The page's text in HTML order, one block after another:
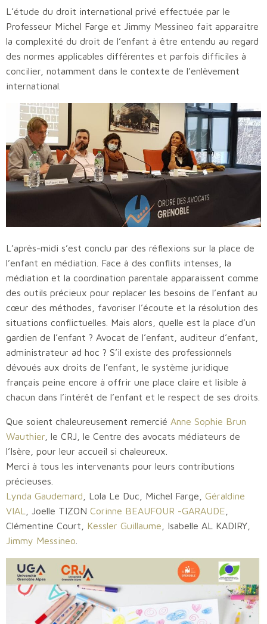
L’étude du droit international privé effectuée par le
Professeur Michel Farge et Jimmy Messineo fait apparaitre
la complexité du droit de l’enfant à être entendu au regard
des normes applicables différentes et parfois difficiles à
concilier, notamment dans le contexte de l’enlèvement
international.
L’après-midi s’est conclu par des réflexions sur la place de
l’enfant en médiation. Face à des conflits intenses, la
médiation et la coordination parentale apparaissent comme
des outils précieux pour replacer les besoins de l’enfant au
cœur des méthodes, favoriser l’écoute et la résolution des
situations conflictuelles. Mais alors, quelle est la place d’un
gardien de l’enfant ? Avocat de l’enfant, auditeur d’enfant,
administrateur ad hoc ? S’il existe des professionnels
dévoués aux droits de l’enfant, le système juridique
français peine encore à offrir une place claire et lisible à
chacun dans l’intérêt de l’enfant et le respect de ses droits.
Que soient chaleureusement remercié Anne Sophie Brun
Wauthier , le CRJ, le Centre des avocats médiateurs de
l’Isère, pour leur accueil si chaleureux.
Merci à tous les intervenants pour leurs contributions
précieuses.
Lynda Gaudemard , Lola Le Duc, Michel Farge, Géraldine
VIAL
, Joelle TIZON Corinne BEAUFOUR -GARAUDE
Clémentine Court, Kessler Guillaume , Isabelle AL KADIRY,
Jimmy Messineo